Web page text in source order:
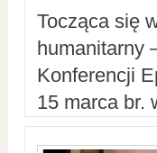
Tocząca się
humanitarny
Konferencji
15 marca br.